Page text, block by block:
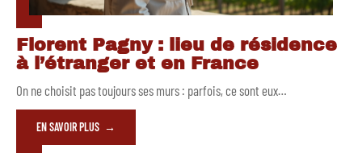
Florent Pagny : lieu de résidence
à l’étranger et en France
On ne choisit pas toujours ses murs : parfois, ce sont eux…
EN SAVOIR PLUS